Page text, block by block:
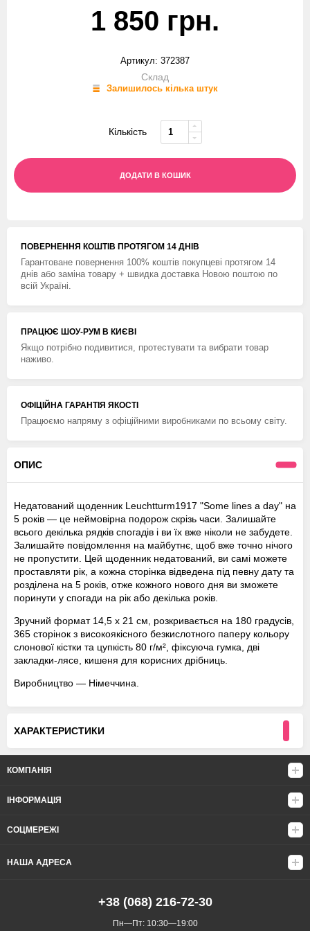
1 850 грн.
Артикул: 372387
Склад
Залишилось кілька штук
Кількість
ДОДАТИ В КОШИК
ПОВЕРНЕННЯ КОШТIВ ПРОТЯГОМ 14 ДНIВ
Гарантоване повернення 100% коштів покупцеві протягом 14
днів або заміна товару + швидка доставка Новою поштою по
всій Україні.
ПРАЦЮЄ ШОУ-РУМ В КИЄВІ
Якщо потрібно подивитися, протестувати та вибрати товар
наживо.
ОФІЦІЙНА ГАРАНТІЯ ЯКОСТІ
Працюємо напряму з офіційними виробниками по всьому світу.
ОПИС
Недатований щоденник Leuchtturm1917 "Some lines a day" на
5 років — це неймовірна подорож скрізь часи. Залишайте
всього декілька рядків спогадів і ви їх вже ніколи не забудете.
Залишайте повідомлення на майбутнє, щоб вже точно нічого
не пропустити. Цей щоденник недатований, ви самі можете
проставляти рік, а кожна сторінка відведена під певну дату та
розділена на 5 років, отже кожного нового дня ви зможете
поринути у спогади на рік або декілька років.
Зручний формат 14,5 х 21 см, розкривається на 180 градусів,
365 сторінок з високоякісного безкислотного паперу кольору
слонової кістки та цупкість 80 г/м², фіксуюча гумка, дві
закладки-лясе, кишеня для корисних дрібниць.
Виробництво — Німеччина.
ХАРАКТЕРИСТИКИ
КОМПАНІЯ
ІНФОРМАЦІЯ
СОЦМЕРЕЖІ
НАША АДРЕСА
+38 (068) 216-72-30
Пн—Пт: 10:30—19:00